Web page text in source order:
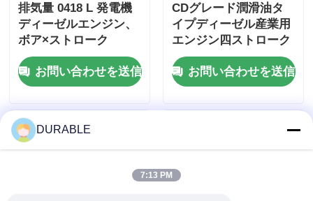
排気量 0418 L 発電機
ディーゼルエンジン、
ボア×ストローク
86×72 mm、全体寸法
420×440×495 mm を採
用し、性能のために設
お問い合わせを送信
CDグレード潤滑油タ
イプディーゼル産業用
エンジン四ストローク
エンジンタイプ最大限
の耐久性と性能のため
に設計
お問い合わせを送信
DURABLE
7:13 PM